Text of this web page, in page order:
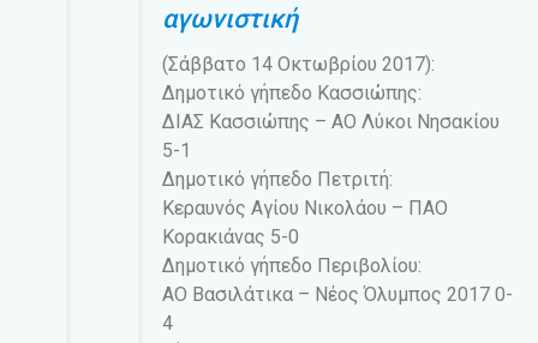
αγωνιστική
(Σάββατο 14 Οκτωβρίου 2017):
Δημοτικό γήπεδο Κασσιώπης:
ΔΙΑΣ Κασσιώπης – ΑΟ Λύκοι Νησακίου
5-1
Δημοτικό γήπεδο Πετριτή:
Κεραυνός Αγίου Νικολάου – ΠΑΟ
Κορακιάνας 5-0
Δημοτικό γήπεδο Περιβολίου:
ΑΟ Βασιλάτικα – Νέος Όλυμπος 2017 0-
4